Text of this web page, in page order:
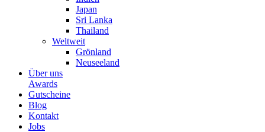
Japan
Sri Lanka
Thailand
Weltweit
Grönland
Neuseeland
Über uns
Awards
Gutscheine
Blog
Kontakt
Jobs